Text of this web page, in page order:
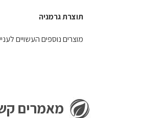
תוצרת גרמניה
מוצרים נוספים העשויים
מאמרים